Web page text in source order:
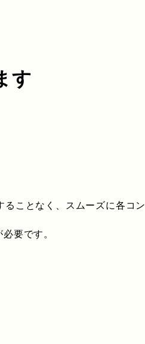
す
ことなく、スムーズに各コン
要です。